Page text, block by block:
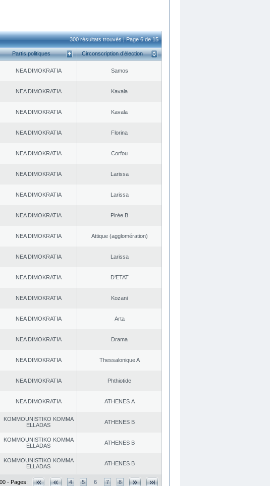
300 résultats trouvés | Page 6 de 15
Partis politiques Circonscription d’élection
NEA DΙMOKRATIA Samos
NEA DΙMOKRATIA Kavala
NEA DΙMOKRATIA Kavala
NEA DΙMOKRATIA Florina
NEA DΙMOKRATIA Corfou
NEA DΙMOKRATIA Larissa
NEA DΙMOKRATIA Larissa
NEA DΙMOKRATIA Pirée B
NEA DΙMOKRATIA Αttique (agglomération)
NEA DΙMOKRATIA Larissa
NEA DΙMOKRATIA D’ETAT
NEA DΙMOKRATIA Kozani
NEA DΙMOKRATIA Arta
NEA DΙMOKRATIA Drama
NEA DΙMOKRATIA Thessalonique A
NEA DΙMOKRATIA Phthiotide
NEA DΙMOKRATIA ATHENES Α
KOMMOUNISTIKO KOMMA
ELLADAS
ATHENES Β
KOMMOUNISTIKO KOMMA
ELLADAS
ATHENES Β
KOMMOUNISTIKO KOMMA
ELLADAS
ATHENES Β
- Pages: 4 5 6 7 8